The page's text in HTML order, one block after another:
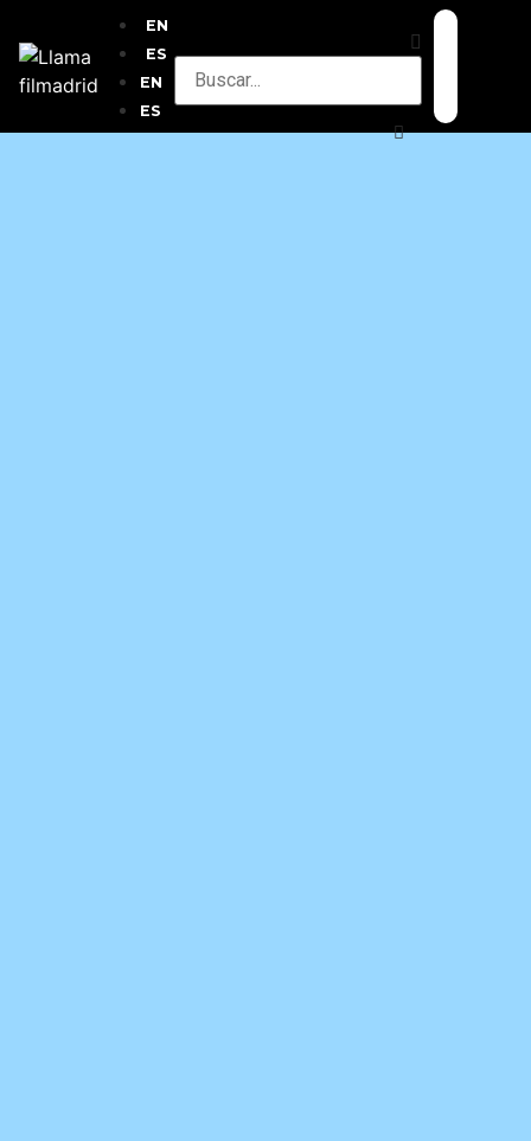
EN
ES
EN
ES